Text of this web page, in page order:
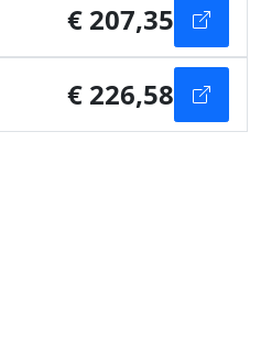
€ 207,35
€ 226,58